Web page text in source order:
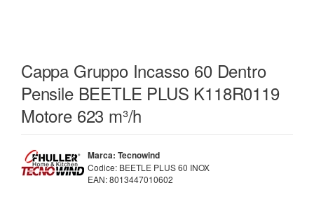
Cappa Gruppo Incasso 60 Dentro
Pensile BEETLE PLUS K118R0119
Motore 623 m³/h
Marca: Tecnowind
Codice: BEETLE PLUS 60 INOX
EAN:8013447010602